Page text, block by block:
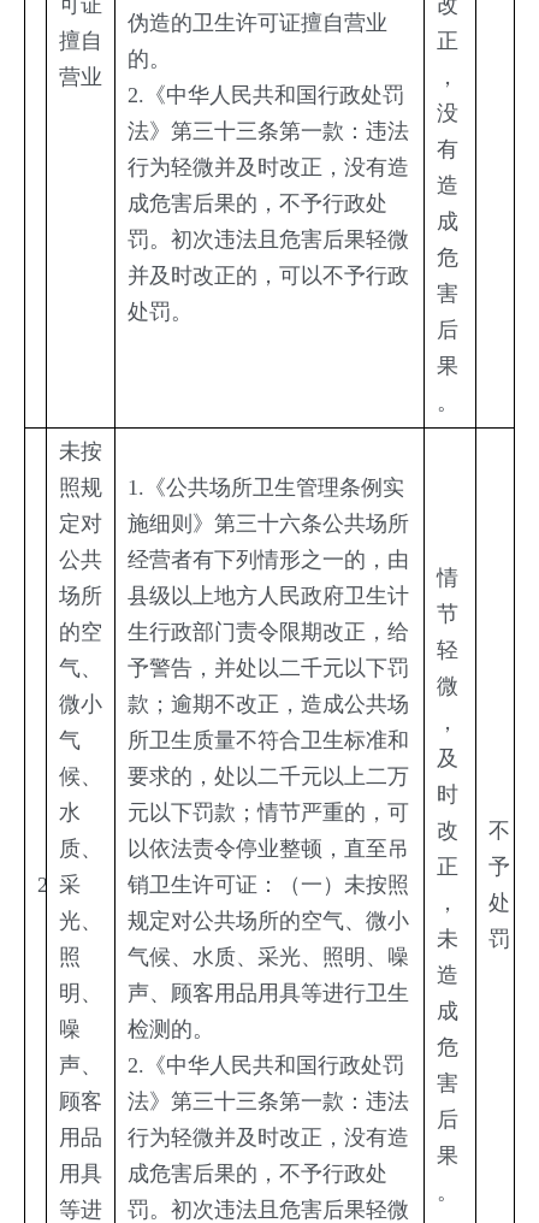
可证
擅自
营业
伪造的卫生许可证擅自营业
的。
2.《中华人民共和国行政处罚
法》第三十三条第一款：违法
行为轻微并及时改正，没有造
成危害后果的，不予行政处
罚。初次违法且危害后果轻微
并及时改正的，可以不予行政
处罚。
改
正
，
没
有
造
成
危
害
后
果
。
2
未按
照规
定对
公共
场所
的空
气、
微小
气
候、
水
质、
采
光、
照
明、
噪
声、
顾客
用品
用具
等进
1.《公共场所卫生管理条例实
施细则》第三十六条公共场所
经营者有下列情形之一的，由
县级以上地方人民政府卫生计
生行政部门责令限期改正，给
予警告，并处以二千元以下罚
款；逾期不改正，造成公共场
所卫生质量不符合卫生标准和
要求的，处以二千元以上二万
元以下罚款；情节严重的，可
以依法责令停业整顿，直至吊
销卫生许可证：（一）未按照
规定对公共场所的空气、微小
气候、水质、采光、照明、噪
声、顾客用品用具等进行卫生
检测的。
2.《中华人民共和国行政处罚
法》第三十三条第一款：违法
行为轻微并及时改正，没有造
成危害后果的，不予行政处
罚。初次违法且危害后果轻微
情
节
轻
微
，
及
时
改
正
，
未
造
成
危
害
后
果
。
不
予
处
罚